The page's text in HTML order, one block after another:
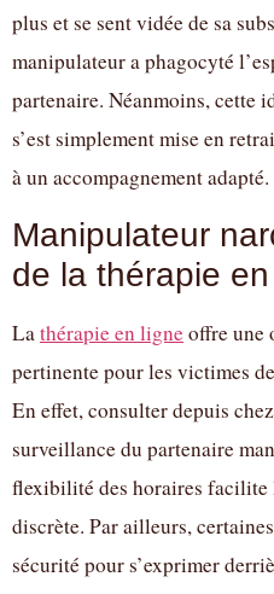
plus et se sent vidée de sa
manipulateur a phagocyté
partenaire. Néanmoins, cette
s’est simplement mise en
à un accompagnement adapté.
Manipulateur
de la thérapie
Lathérapie en ligneoffre une
pertinente pour les victimes
En effet, consulter depuis
surveillance du partenaire
flexibilité des horaires facilite
discrète. Par ailleurs,
sécurité pour s’exprimer